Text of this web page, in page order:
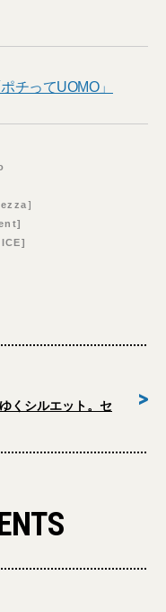
ポチってUOMO」
］
くシルエット。セ
>